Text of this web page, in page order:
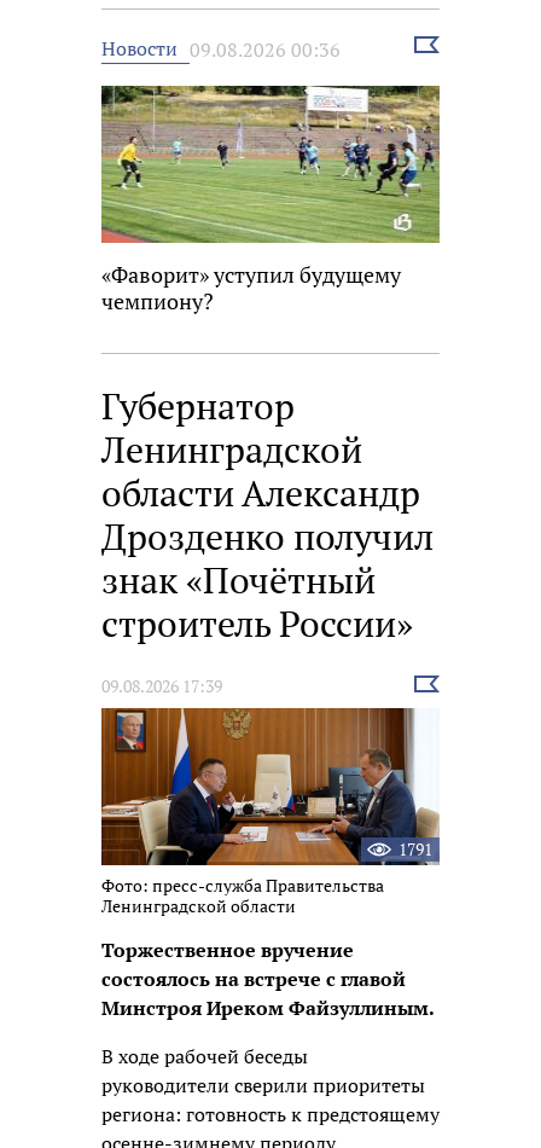
Новости 09.08.2026 00:36
Выбрать
«Фаворит» уступил будущему
чемпиону?
Губернатор
Ленинградской
области Александр
Дрозденко получил
знак «Почётный
строитель России»
09.08.2026 17:39
Выбрать
новость
1791
Фото: пресс-служба Правительства
Ленинградской области
Торжественное вручение
состоялось на встрече с главой
Минстроя Иреком Файзуллиным.
В ходе рабочей беседы
руководители сверили приоритеты
региона: готовность к предстоящему